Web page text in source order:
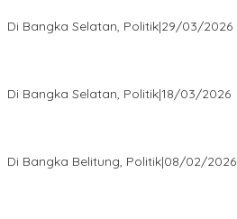
Di Bangka Selatan, Politik|29/03/2026
Di Bangka Selatan, Politik|18/03/2026
Di Bangka Belitung, Politik|08/02/2026